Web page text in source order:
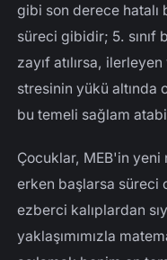
gibi son derece hatalı
süreci gibidir; 5. sınıf
zayıf atılırsa,
stresinin yükü altında
bu temeli sağlam
Çocuklar, MEB'in yeni
erken başlarsa süreci
ezberci kalıplardan
yaklaşımımızla